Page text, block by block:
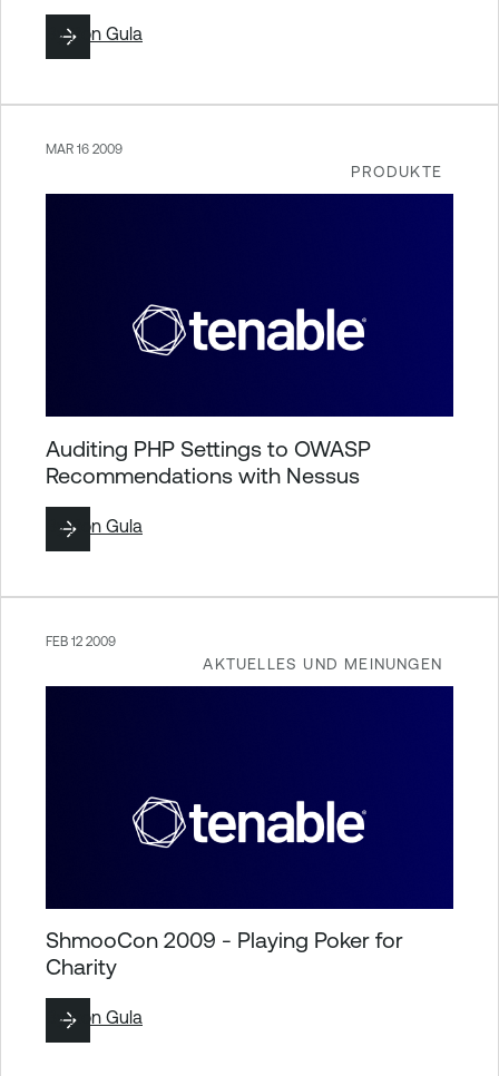
ByRon Gula
PRODUKTE
MAR 16 2009
Auditing PHP Settings to OWASP
Recommendations with Nessus
ByRon Gula
AKTUELLES UND MEINUNGEN
FEB 12 2009
ShmooCon 2009 - Playing Poker for
Charity
ByRon Gula